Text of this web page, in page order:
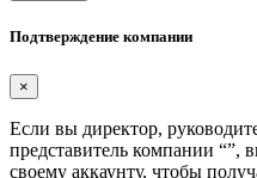
Подтверждение компании
×
Если вы директор,
представитель компании “”,
своему аккаунту, чтобы